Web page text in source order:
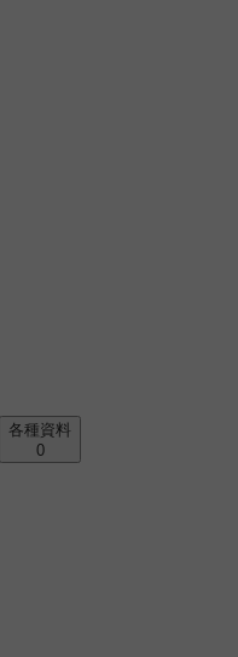
各種資料
0